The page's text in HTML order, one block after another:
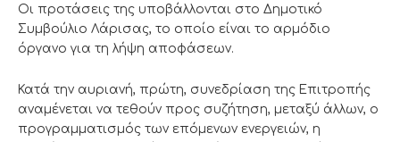
Οι προτάσεις της υποβάλλονται στο Δημοτικό
Συμβούλιο Λάρισας, το οποίο είναι το αρμόδιο
όργανο για τη λήψη αποφάσεων.
Κατά την αυριανή, πρώτη, συνεδρίαση της Επιτροπής
αναμένεται να τεθούν προς συζήτηση, μεταξύ άλλων, ο
προγραμματισμός των επόμενων ενεργειών, η